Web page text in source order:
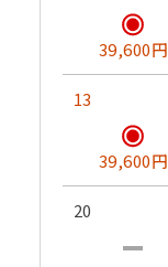
39,600円
13
39,600円
20